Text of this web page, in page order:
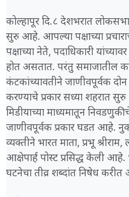
कोल्हापूर दि.८ देशभरात
सुरु आहे. आपल्या पक्षाच्या
पक्षाच्या नेते, पदाधिकारी
होत असतात. परंतु समाजातील
कंटकांच्यावतीने जाणीवपूर्वक
करण्याचे प्रकार सध्या शहरात
मिडीयाच्या माध्यमातून
जाणीवपूर्वक प्रकार घडत आहे.
व्यक्तीने भारत माता, प्रभू श्रीराम,
आक्षेपार्ह पोस्ट प्रसिद्ध केली आहे.
घटनेचा तीव्र शब्दांत निषेध